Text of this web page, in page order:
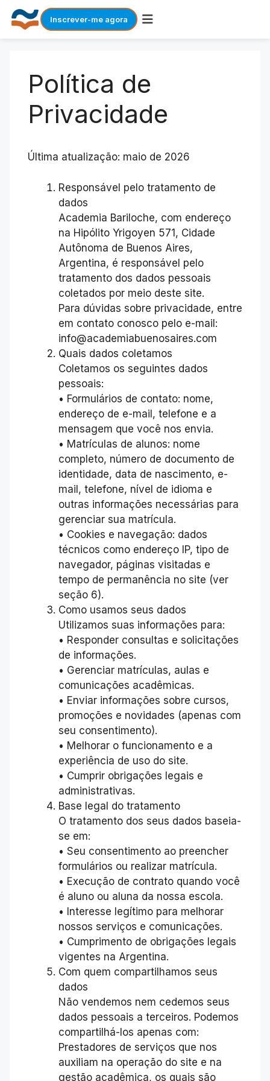
Inscrever-me agora
contentPolítica de
Privacidade
Última atualização: maio de 2026
Responsável pelo tratamento de
dados
Academia Bariloche, com endereço
na Hipólito Yrigoyen 571, Cidade
Autônoma de Buenos Aires,
Argentina, é responsável pelo
tratamento dos dados pessoais
coletados por meio deste site.
Para dúvidas sobre privacidade, entre
em contato conosco pelo e-mail:
info@academiabuenosaires.com
Quais dados coletamos
Coletamos os seguintes dados
pessoais:
• Formulários de contato: nome,
endereço de e-mail, telefone e a
mensagem que você nos envia.
• Matrículas de alunos: nome
completo, número de documento de
identidade, data de nascimento, e-
mail, telefone, nível de idioma e
outras informações necessárias para
gerenciar sua matrícula.
• Cookies e navegação: dados
técnicos como endereço IP, tipo de
navegador, páginas visitadas e
tempo de permanência no site (ver
seção 6).
Como usamos seus dados
Utilizamos suas informações para:
• Responder consultas e solicitações
de informações.
• Gerenciar matrículas, aulas e
comunicações acadêmicas.
• Enviar informações sobre cursos,
promoções e novidades (apenas com
seu consentimento).
• Melhorar o funcionamento e a
experiência de uso do site.
• Cumprir obrigações legais e
administrativas.
Base legal do tratamento
O tratamento dos seus dados baseia-
se em:
• Seu consentimento ao preencher
formulários ou realizar matrícula.
• Execução de contrato quando você
é aluno ou aluna da nossa escola.
• Interesse legítimo para melhorar
nossos serviços e comunicações.
• Cumprimento de obrigações legais
vigentes na Argentina.
Com quem compartilhamos seus
dados
Não vendemos nem cedemos seus
dados pessoais a terceiros. Podemos
compartilhá-los apenas com:
Prestadores de serviços que nos
auxiliam na operação do site e na
gestão acadêmica, os quais são